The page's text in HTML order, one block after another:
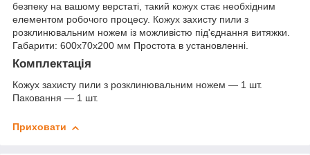
безпеку на вашому верстаті, такий кожух стає необхідним
елементом робочого процесу. Кожух захисту пили з
розклинювальним ножем із можливістю під'єднання витяжки.
Габарити: 600х70х200 мм Простота в установленні.
Комплектація
Кожух захисту пили з розклинювальним ножем — 1 шт.
Паковання — 1 шт.
Приховати